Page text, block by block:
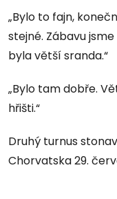
„Bylo to fajn,
stejné. Zábavu
byla větší sranda.“
„Bylo tam dobře.
hřišti.“
Druhý turnus
Chorvatska 29.